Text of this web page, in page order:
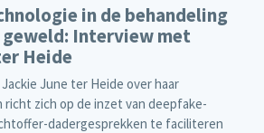
in de behandeling
geweld: Interview met
Heide
June ter Heide over haar
richt zich op de inzet van deepfake-
dadergesprekken te faciliteren